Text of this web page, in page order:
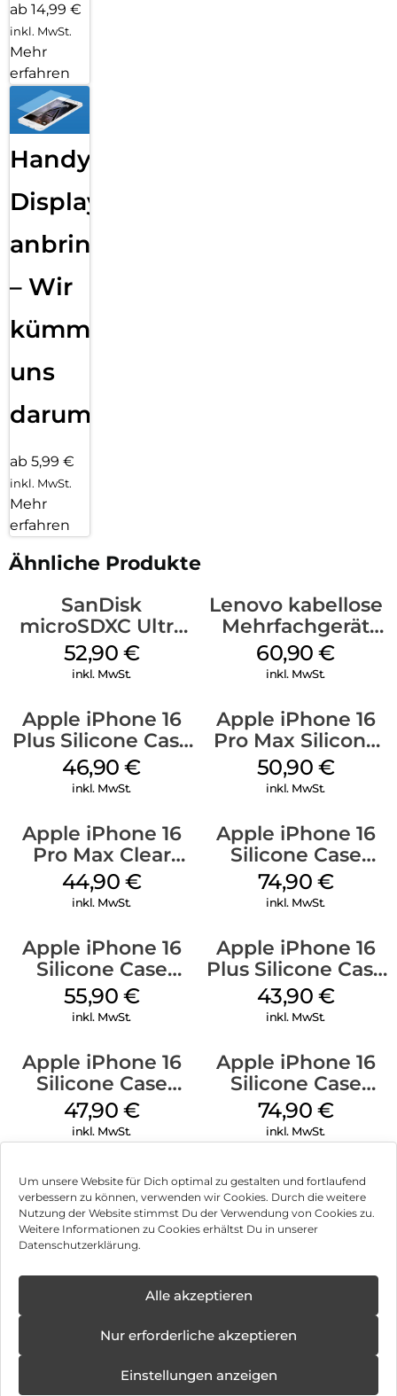
Um unsere Website für Dich optimal zu gestalten und fortlaufend
verbessern zu können, verwenden wir Cookies. Durch die weitere
Nutzung der Website stimmst Du der Verwendung von Cookies zu.
Weitere Informationen zu Cookies erhältst Du in unserer
Datenschutzerklärung.
Alle akzeptieren
Nur erforderliche akzeptieren
Einstellungen anzeigen
ab 14,99 €
inkl. MwSt.
Mehr
erfahren
Handy
Displayfolie
anbringen
– Wir
kümmern
uns
darum!
ab 5,99 €
inkl. MwSt.
Mehr
erfahren
Ähnliche Produkte
SanDisk
microSDXC Ultra
128 GB + Adapter
Mobile
52,90 €
inkl. MwSt.
Lenovo kabellose
Mehrfachgerät
Luna Grey
60,90€
inkl. MwSt.
Apple iPhone 16
Plus Silicone Case
MagSafe Stone
Gray
46,90€
inkl. MwSt.
Apple iPhone 16
Pro Max Silicone
Case MagSafe
Denim
50,90 €
inkl. MwSt.
Apple iPhone 16
Pro Max Clear
Case MagSafe
Transparent
44,90 €
inkl. MwSt.
Apple iPhone 16
Silicone Case
MagSafe Black
74,90 €
inkl. MwSt.
Apple iPhone 16
Silicone Case
MagSafe
Ultramarine
55,90 €
inkl. MwSt.
Apple iPhone 16
Plus Silicone Case
MagSafe Black
43,90 €
inkl. MwSt.
Apple iPhone 16
Silicone Case
MagSafe Fuchsia
47,90 €
inkl. MwSt.
Apple iPhone 16
Silicone Case
MagSafe Lake
Green
74,90 €
inkl. MwSt.
Impressum
Hinweis zur Batterieentsorgung
Newsletter